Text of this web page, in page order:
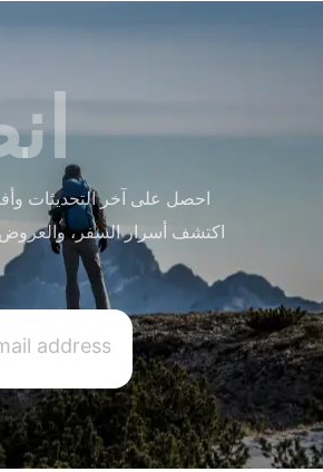
احصل على آخر التحديثات
اكتشف أسرار السفر،